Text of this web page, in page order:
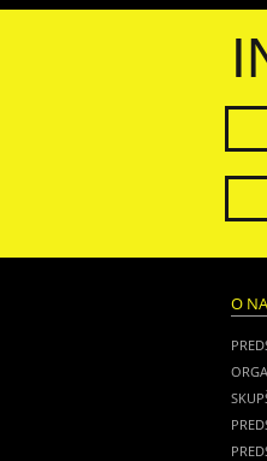
O